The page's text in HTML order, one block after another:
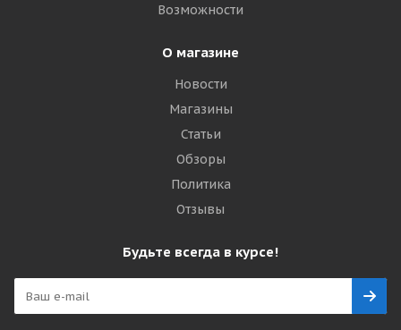
Возможности
О магазине
Новости
Магазины
Статьи
Обзоры
Политика
Отзывы
Будьте всегда в курсе!